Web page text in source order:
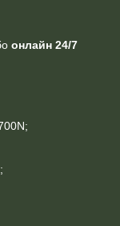
онлайн 24/7